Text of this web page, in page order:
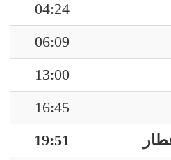
04:24
06:09
13:00
16:45
19:51